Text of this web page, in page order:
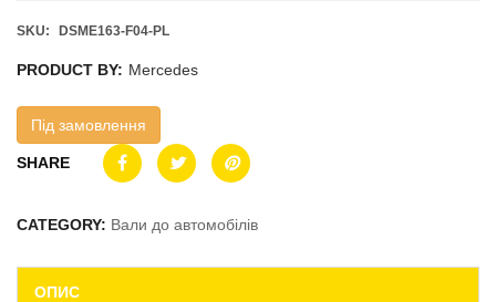
SKU: DSME163-F04-PL
PRODUCT BY: Mercedes
Під замовлення
SHARE
CATEGORY: Вали до автомобілів
ОПИС